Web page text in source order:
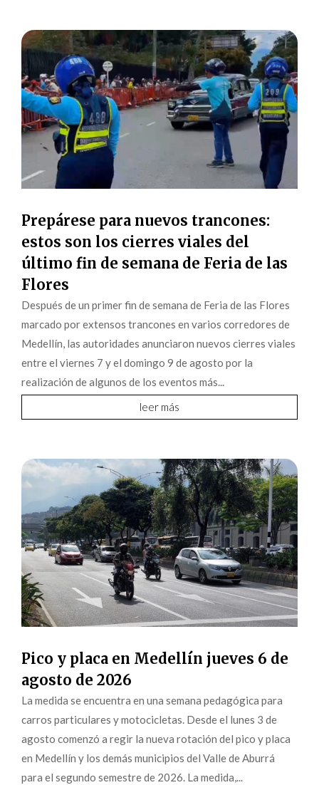
Prepárese para nuevos trancones:
estos son los cierres viales del
último fin de semana de Feria de las
Flores
Después de un primer fin de semana de Feria de las Flores
marcado por extensos trancones en varios corredores de
Medellín, las autoridades anunciaron nuevos cierres viales
entre el viernes 7 y el domingo 9 de agosto por la
realización de algunos de los eventos más...
leer más
Pico y placa en Medellín jueves 6 de
agosto de 2026
La medida se encuentra en una semana pedagógica para
carros particulares y motocicletas. Desde el lunes 3 de
agosto comenzó a regir la nueva rotación del pico y placa
en Medellín y los demás municipios del Valle de Aburrá
para el segundo semestre de 2026. La medida,...